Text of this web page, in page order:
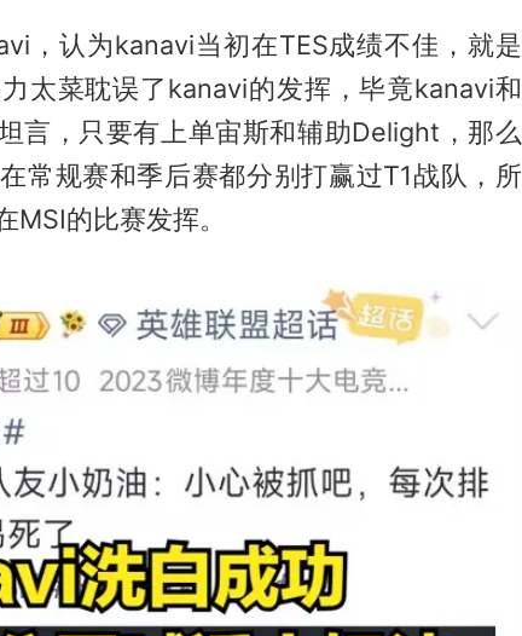
，认为kanavi当初在TES成绩不佳，就是
太菜耽误了kanavi的发挥，毕竟kanavi和
言，只要有上单宙斯和辅助Delight，那么
常规赛和季后赛都分别打赢过T1战队，所
的比赛发挥。